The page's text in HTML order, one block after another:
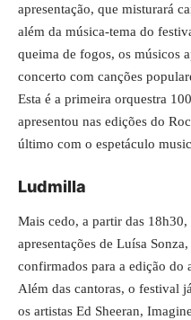
apresentação, que misturará
além da música-tema do
queima de fogos, os músicos
concerto com canções
Esta é a primeira orquestra
apresentou nas edições do
último com o espetáculo
Ludmilla
Mais cedo, a partir das 18h30,
apresentações de Luísa
confirmados para a edição
Além das cantoras, o festival
os artistas Ed Sheeran,